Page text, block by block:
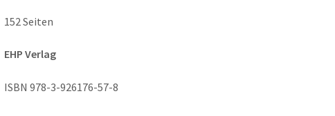
152 Seiten
EHP Verlag
ISBN 978-3-926176-57-8